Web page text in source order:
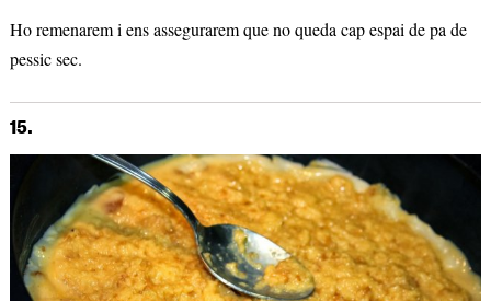
Ho remenarem i ens assegurarem que no queda cap espai de pa de
pessic sec.
15.